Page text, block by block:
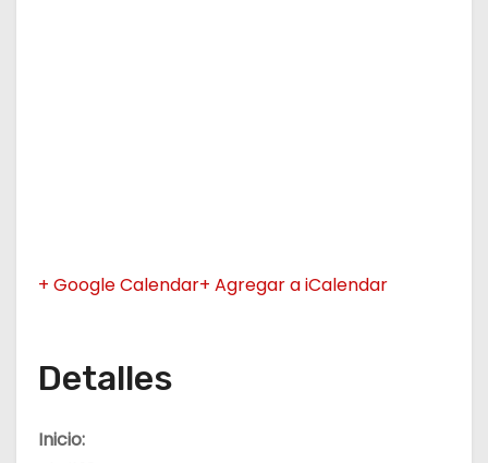
+ Google Calendar+ Agregar a iCalendar
Detalles
Inicio: